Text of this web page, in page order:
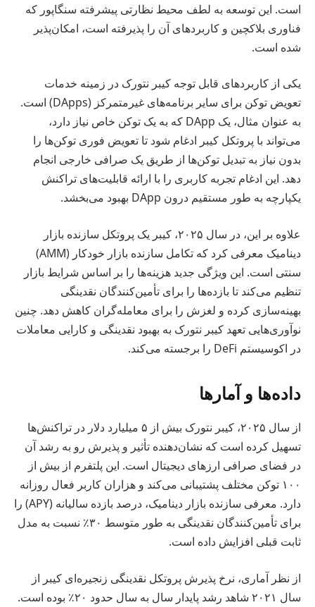
است. این توسعه به لطف محیط نظارتی پیشرفته سنگاپور که
فناوری بلاکچین و کاربردهای آن را پذیرفته است، امکان‌پذیر
شده است.
یکی از کاربردهای قابل توجه کیبر نتورک در زمینه خدمات
تعویض توکن برای سایر برنامه‌های غیرمتمرکز (DApps) است.
به عنوان مثال، یک DApp که به یک توکن خاص نیاز دارد،
می‌تواند با پروتکل کیبر ادغام شود تا تعویض فوری توکن‌ها را
بدون نیاز به تبدیل توکن‌ها از طریق یک صرافی خارجی انجام
دهد. این ادغام تجربه کاربری را با ارائه قابلیت‌های تراکنش
یکپارچه به طور مستقیم درون DApp بهبود می‌بخشد.
علاوه بر این، در سال ۲۰۲۵، کیبر یک پروتکل سازنده بازار
دینامیک معرفی کرد که تکامل سازنده بازار خودکار (AMM)
سنتی است. این ویژگی جدید هزینه‌ها را بر اساس شرایط بازار
تنظیم می‌کند تا بازده‌ها را برای تأمین‌کنندگان نقدینگی
بهینه‌سازی کرده و لغزش را برای معامله‌گران کاهش دهد. چنین
نوآوری‌هایی تعهد کیبر نتورک به بهبود نقدینگی و کارایی معاملات
در اکوسیستم DeFi را برجسته می‌کند.
داده‌ها و آمارها
از سال ۲۰۲۵، کیبر نتورک بیش از ۵ میلیارد دلار در تراکنش‌ها
تسهیل کرده است که نشان‌دهنده تأثیر و پذیرش رو به رشد آن
در فضای صرافی ارزهای دیجیتال است. این پلتفرم از بیش از
۱۰۰ توکن مختلف پشتیبانی می‌کند و هزاران کاربر فعال روزانه
دارد. معرفی سازنده بازار دینامیک، درصد بازده سالیانه (APY) را
برای تأمین‌کنندگان نقدینگی به طور متوسط ۳۰٪ نسبت به مدل
ثابت قبلی افزایش داده است.
از نظر آماری، نرخ پذیرش پروتکل نقدینگی زنجیره‌ای کیبر از
سال ۲۰۲۱ شاهد رشد پایدار سال به سال حدود ۲۰٪ بوده است.